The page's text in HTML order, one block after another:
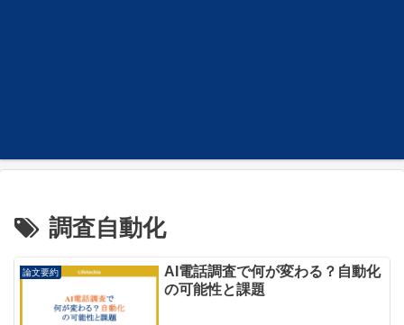
調査自動化
論文要約
AI電話調査で何が変わる？自動化
の可能性と課題